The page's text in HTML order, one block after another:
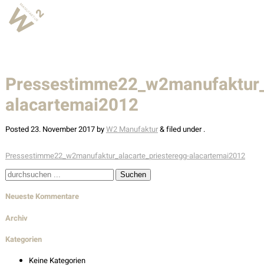
Leistungen
Team
Stellenangebote
Projekte
Alle
Privathäuser
alacartemai2012
Posted23. November 2017byW2 Manufaktur&filed under .
Pressestimme22_w2manufaktur_alacarte_priesteregg-alacartemai2012
Suche
Neueste Kommentare
Archiv
Kategorien
Keine Kategorien